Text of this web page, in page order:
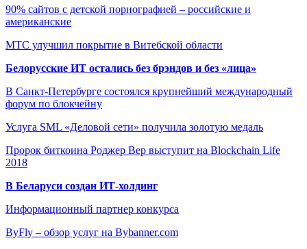
90% сайтов с детской порнографией – российские и
американские
МТС улучшил покрытие в Витебской области
Белорусские ИТ остались без брэндов и без «лица»
В Санкт-Петербурге состоялся крупнейший международный
форум по блокчейну
Услуга SML «Деловой сети» получила золотую медаль
Пророк биткоина Роджер Вер выступит на Blockchain Life
2018
В Беларуси создан ИТ-холдинг
Информационный партнер конкурса
ByFly – обзор услуг на Bybanner.com